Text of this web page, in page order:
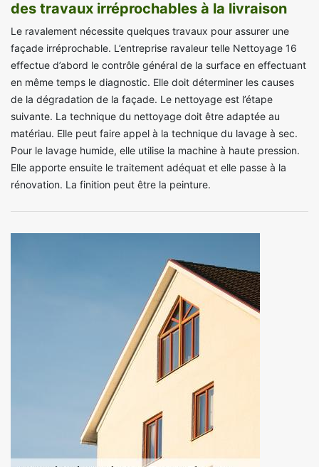
des travaux irréprochables à la livraison
Le ravalement nécessite quelques travaux pour assurer une
façade irréprochable. L’entreprise ravaleur telle Nettoyage 16
effectue d’abord le contrôle général de la surface en effectuant
en même temps le diagnostic. Elle doit déterminer les causes
de la dégradation de la façade. Le nettoyage est l’étape
suivante. La technique du nettoyage doit être adaptée au
matériau. Elle peut faire appel à la technique du lavage à sec.
Pour le lavage humide, elle utilise la machine à haute pression.
Elle apporte ensuite le traitement adéquat et elle passe à la
rénovation. La finition peut être la peinture.